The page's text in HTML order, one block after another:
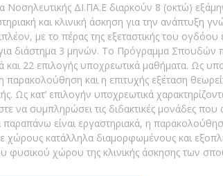
ΔΙ.ΠΑ.Ε διαρκούν 8 (οκτώ)
και κλινική άσκηση για την ανάπτυξη
με το πέρας της εξεταστικής του
διάστημα 3 μηνών. Το Πρόγραμμα Σπουδών
και 22 επιλογής υποχρεωτικά μαθήματα. Ως
και η επιτυχής εξέταση
Ως κατ’ επιλογήν υποχρεωτικά
να συμπληρώσει τις διδακτικές μονάδες
είναι εργαστηριακά, η
χώρους κατάλληλα διαμορφωμένους και
φυσικού χώρου της κλινικής άσκησης των